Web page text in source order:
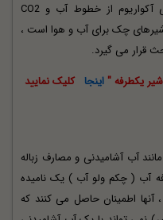
همچنین اغلب به عنوان شیرآلات بررسی آکواریوم از خطوط آب و CO2
شیرهای چک برای آب و هوا است ،
قرار می گیرد.
یکطرفه " اینجا کلیک نمایید
آب آشامیدنی و مصارف زباله
آب ( چکم ولو آب ) یک نامیده
آنها اطمینان حاصل می کنند که